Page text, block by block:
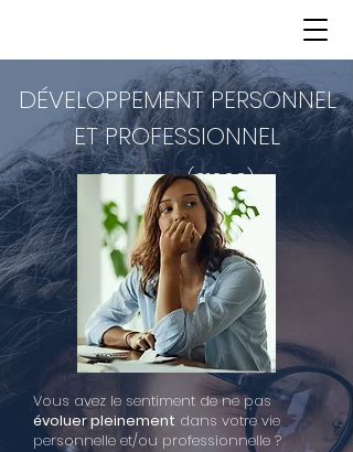
DÉVELOPPEMENT PERSONNEL
ET PROFESSIONNEL
Reyrieux (01600)
Vous avez le sentiment de ne pas
évoluer pleinement dans votre vie
personnelle et/ou professionnelle ?